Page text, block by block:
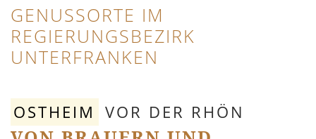
GENUSSORTE IM
REGIERUNGSBEZIRK
UNTERFRANKEN
OSTHEIM VOR DER RHÖN